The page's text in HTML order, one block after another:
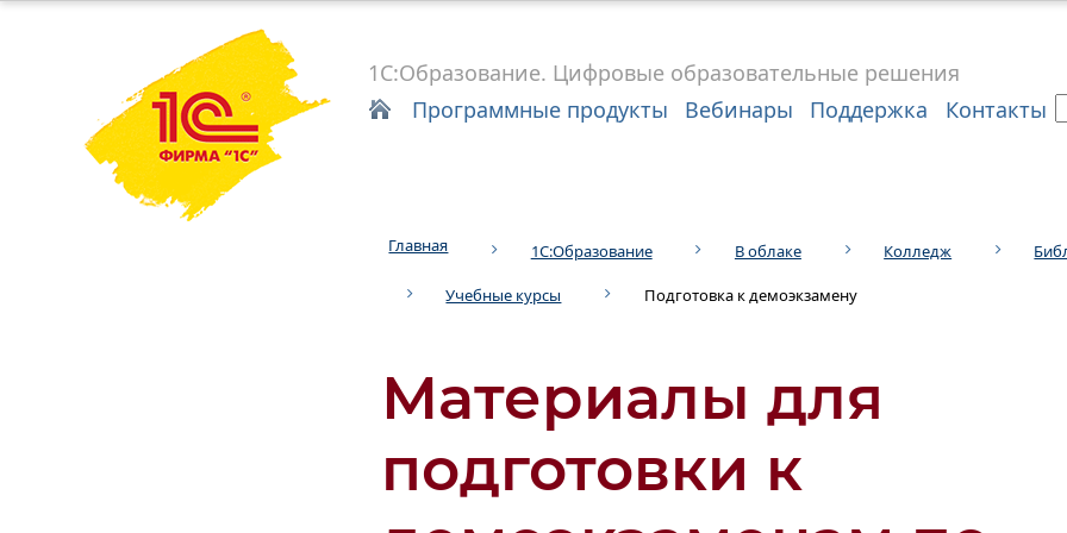
1С:Образование. Цифровые образовательные решения
Программные продукты
Вебинары Поддержка Контакты
Главная 1С:Образование В облаке Колледж
Учебные курсы Подготовка к демоэкзамену
Материалы для
подготовки к